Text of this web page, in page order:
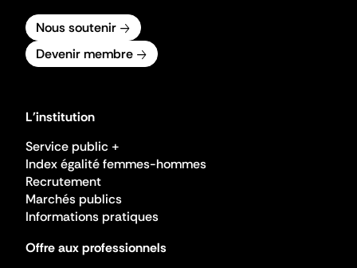
Nous soutenir
Devenir membre
L'institution
Service public +
Index égalité femmes-hommes
Recrutement
Marchés publics
Informations pratiques
Offre aux professionnels